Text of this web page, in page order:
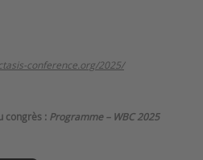
conference.org/2025/
congrès : Programme – WBC 2025